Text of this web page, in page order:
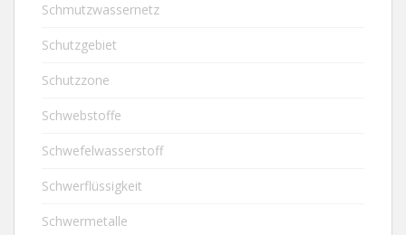
Schmutzwassernetz
Schutzgebiet
Schutzzone
Schwebstoffe
Schwefelwasserstoff
Schwerflüssigkeit
Schwermetalle